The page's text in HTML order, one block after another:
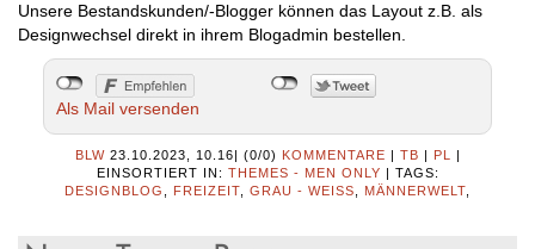
Unsere Bestandskunden/-Blogger können das Layout z.B. als
Designwechsel direkt in ihrem Blogadmin bestellen.
Als Mail versenden
BLW 23.10.2023, 10.16 (0/0) KOMMENTARE TB PL
EINSORTIERT IN: THEMES - MEN ONLY
TAGS:
DESIGNBLOG
FREIZEIT GRAU - WEISS MÄNNERWELT